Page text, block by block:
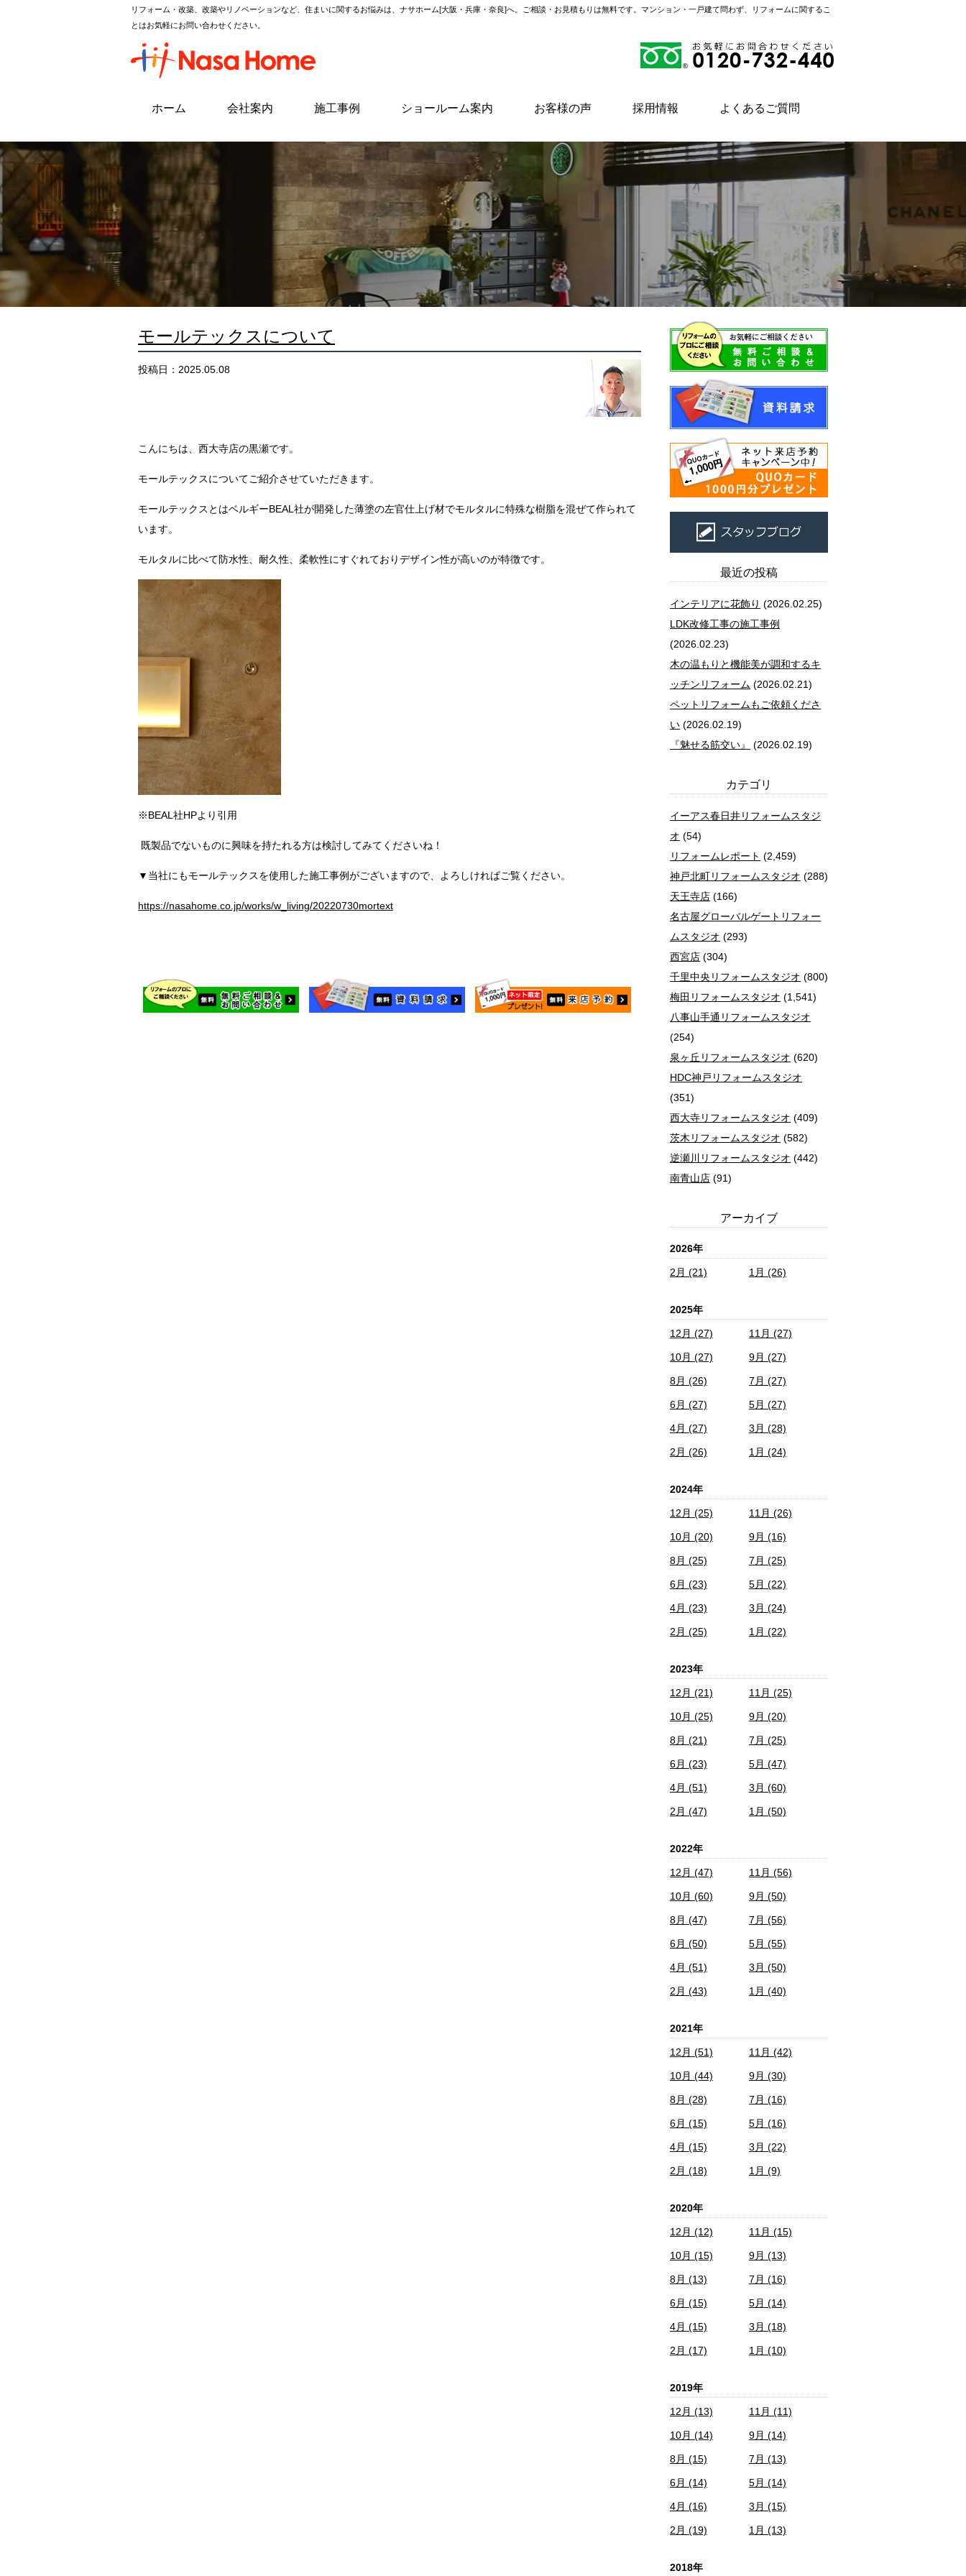
リフォーム・改築、改築やリノベーションなど、住まいに関するお悩みは、ナサホーム[大阪・兵庫・奈良]へ。ご相談・お見積もりは無料です。マンション・一戸建て問わず、リフォームに関するこ
とはお気軽にお問い合わせください。
ホーム 会社案内 施工事例 ショールーム案内 お客様の声 採用情報 よくあるご質問
モールテックスについて
投稿日：2025.05.08
こんにちは、西大寺店の黒瀬です。
モールテックスについてご紹介させていただきます。
モールテックスとはベルギーBEAL社が開発した薄塗の左官仕上げ材でモルタルに特殊な樹脂を混ぜて作られて
います。
モルタルに比べて防水性、耐久性、柔軟性にすぐれておりデザイン性が高いのが特徴です。
※BEAL社HPより引用
既製品でないものに興味を持たれる方は検討してみてくださいね！
▼当社にもモールテックスを使用した施工事例がございますので、よろしければご覧ください。
https://nasahome.co.jp/works/w_living/20220730mortext
最近の投稿
インテリアに花飾り (2026.02.25)
LDK改修工事の施工事例
(2026.02.23)
木の温もりと機能美が調和するキ
ッチンリフォーム (2026.02.21)
ペットリフォームもご依頼くださ
い (2026.02.19)
『魅せる筋交い』
(2026.02.19)
カテゴリ
イーアス春日井リフォームスタジ
オ (54)
リフォームレポート (2,459)
神戸北町リフォームスタジオ (288)
天王寺店 (166)
名古屋グローバルゲートリフォー
ムスタジオ (293)
西宮店 (304)
千里中央リフォームスタジオ (800)
梅田リフォームスタジオ (1,541)
八事山手通リフォームスタジオ
(254)
泉ヶ丘リフォームスタジオ (620)
HDC神戸リフォームスタジオ
(351)
西大寺リフォームスタジオ (409)
茨木リフォームスタジオ (582)
逆瀬川リフォームスタジオ (442)
南青山店 (91)
アーカイブ
2026年
2月 (21) 1月 (26)
2025年
12月 (27) 11月 (27)
10月 (27) 9月 (27)
8月 (26) 7月 (27)
6月 (27) 5月 (27)
4月 (27) 3月 (28)
2月 (26) 1月 (24)
2024年
12月 (25) 11月 (26)
10月 (20) 9月 (16)
8月 (25) 7月 (25)
6月 (23) 5月 (22)
4月 (23) 3月 (24)
2月 (25) 1月 (22)
2023年
12月 (21) 11月 (25)
10月 (25) 9月 (20)
8月 (21) 7月 (25)
6月 (23) 5月 (47)
4月 (51) 3月 (60)
2月 (47) 1月 (50)
2022年
12月 (47) 11月 (56)
10月 (60) 9月 (50)
8月 (47) 7月 (56)
6月 (50) 5月 (55)
4月 (51) 3月 (50)
2月 (43) 1月 (40)
2021年
12月 (51) 11月 (42)
10月 (44) 9月 (30)
8月 (28) 7月 (16)
6月 (15) 5月 (16)
4月 (15) 3月 (22)
2月 (18) 1月 (9)
2020年
12月 (12) 11月 (15)
10月 (15) 9月 (13)
8月 (13) 7月 (16)
6月 (15) 5月 (14)
4月 (15) 3月 (18)
2月 (17) 1月 (10)
2019年
12月 (13) 11月 (11)
10月 (14) 9月 (14)
8月 (15) 7月 (13)
6月 (14) 5月 (14)
4月 (16) 3月 (15)
2月 (19) 1月 (13)
2018年